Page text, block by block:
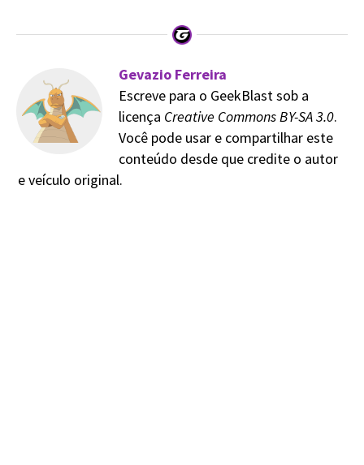
Gevazio Ferreira
Escreve para o GeekBlast sob a
licença Creative Commons BY-SA 3.0.
Você pode usar e compartilhar este
conteúdo desde que credite o autor
e veículo original.